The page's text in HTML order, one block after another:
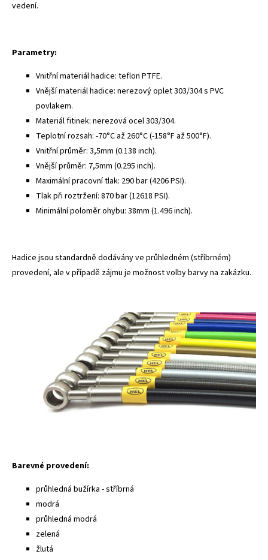
vedení.
Parametry:
Vnitřní materiál hadice: teflon PTFE.
Vnější materiál hadice: nerezový oplet 303/304 s PVC
povlakem.
Materiál fitinek: nerezová ocel 303/304.
Teplotní rozsah: -70°C až 260°C (-158°F až 500°F).
Vnitřní průměr: 3,5mm (0.138 inch).
Vnější průměr: 7,5mm (0.295 inch).
Maximální pracovní tlak: 290 bar (4206 PSI).
Tlak při roztržení: 870 bar (12618 PSI).
Minimální poloměr ohybu: 38mm (1.496 inch).
Hadice jsou standardně dodávány ve průhledném (stříbrném)
provedení, ale v případě zájmu je možnost volby barvy na zakázku.
Barevné provedení:
průhledná bužírka - stříbrná
modrá
průhledná modrá
zelená
žlutá